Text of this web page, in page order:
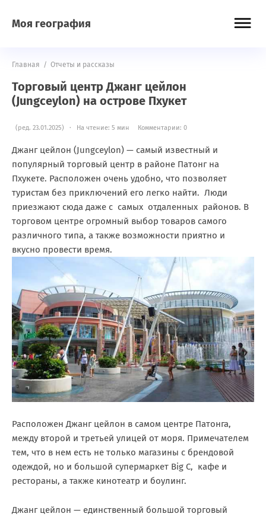
Моя география
Главная / Отчеты и рассказы
Торговый центр Джанг цейлон
(Jungceylon) на острове Пхукет
(ред. 23.01.2025) · На чтение: 5 мин Комментарии: 0
Джанг цейлон (Jungceylon) — самый известный и
популярный торговый центр в районе Патонг на
Пхукете. Расположен очень удобно, что позволяет
туристам без приключений его легко найти. Люди
приезжают сюда даже с самых отдаленных районов. В
торговом центре огромный выбор товаров самого
различного типа, а также возможности приятно и
вкусно провести время.
Расположен Джанг цейлон в самом центре Патонга,
между второй и третьей улицей от моря. Примечателем
тем, что в нем есть не только магазины с брендовой
одеждой, но и большой супермаркет Big C, кафе и
рестораны, а также кинотеатр и боулинг.
Джанг цейлон — единственный большой торговый